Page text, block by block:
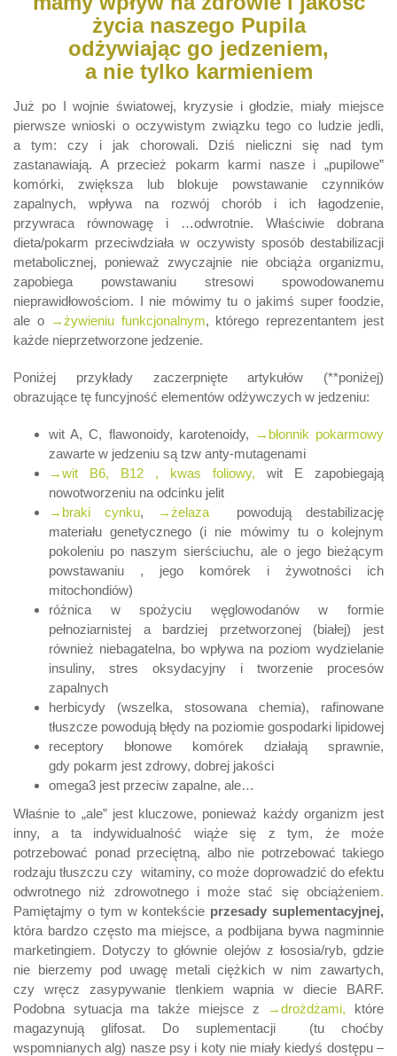
życia naszego Pupila
odżywiając go jedzeniem,
a nie tylko karmieniem
Już po I wojnie światowej, kryzysie i głodzie, miały miejsce
pierwsze wnioski o oczywistym związku tego co ludzie jedli,
a tym: czy i jak chorowali. Dziś nieliczni się nad tym
zastanawiają. A przecież pokarm karmi nasze i „pupilowe”
komórki, zwiększa lub blokuje powstawanie czynników
zapalnych, wpływa na rozwój chorób i ich łagodzenie,
przywraca równowagę i …odwrotnie. Właściwie dobrana
dieta/pokarm przeciwdziała w oczywisty sposób destabilizacji
metabolicznej, ponieważ zwyczajnie nie obciąża organizmu,
zapobiega powstawaniu stresowi spowodowanemu
nieprawidłowościom. I nie mówimy tu o jakimś super foodzie,
ale o →żywieniu funkcjonalnym, którego reprezentantem jest
każde nieprzetworzone jedzenie.
Poniżej przykłady zaczerpnięte artykułów (**poniżej)
obrazujące tę funcyjność elementów odżywczych w jedzeniu:
wit A, C, flawonoidy, karotenoidy,
→błonnik pokarmowy
zawarte w jedzeniu są tzw anty-mutagenami
→wit B6, B12 , kwas foliowy, wit E zapobiegają
nowotworzeniu na odcinku jelit
→braki cynku, →żelazapowodują destabilizację
materiału genetycznego (i nie mówimy tu o kolejnym
pokoleniu po naszym sierściuchu, ale o jego bieżącym
powstawaniu , jego komórek i żywotności ich
mitochondiów)
różnica w spożyciu węglowodanów w formie
pełnoziarnistej a bardziej przetworzonej (białej) jest
również niebagatelna, bo wpływa na poziom wydzielanie
insuliny, stres oksydacyjny i tworzenie procesów
zapalnych
herbicydy (wszelka, stosowana chemia), rafinowane
tłuszcze powodują błędy na poziomie gospodarki lipidowej
receptory błonowe komórek działają sprawnie,
gdy pokarm jest zdrowy, dobrej jakości
omega3 jest przeciw zapalne, ale…
Właśnie to „ale” jest kluczowe, ponieważ każdy organizm jest
inny, a ta indywidualność wiąże się z tym, że może
potrzebować ponad przeciętną, albo nie potrzebować takiego
rodzaju tłuszczu czy witaminy, co może doprowadzić do efektu
odwrotnego niż zdrowotnego i może stać się obciążeniem.
Pamiętajmy o tym w kontekście przesady suplementacyjnej,
która bardzo często ma miejsce, a podbijana bywa nagminnie
marketingiem. Dotyczy to głównie olejów z łososia/ryb, gdzie
nie bierzemy pod uwagę metali ciężkich w nim zawartych,
czy wręcz zasypywanie tlenkiem wapnia w diecie BARF.
Podobna sytuacja ma także miejsce z
→drożdżami, które
magazynują glifosat. Do suplementacji (tu choćby
wspomnianych alg) nasze psy i koty nie miały kiedyś dostępu –